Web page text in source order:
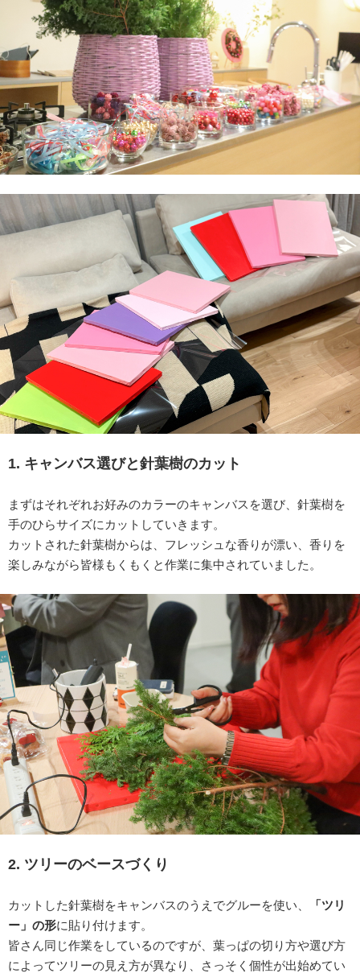
1. キャンバス選びと針葉樹のカット
まずはそれぞれお好みのカラーのキャンバスを選び、針葉樹を
手のひらサイズにカットしていきます。
カットされた針葉樹からは、フレッシュな香りが漂い、香りを
楽しみながら皆様もくもくと作業に集中されていました。
2. ツリーのベースづくり
カットした針葉樹をキャンバスのうえでグルーを使い、
「ツリ
ー」の形に貼り付けます。
皆さん同じ作業をしているのですが、葉っぱの切り方や選び方
によってツリーの見え方が異なり、さっそく個性が出始めてい